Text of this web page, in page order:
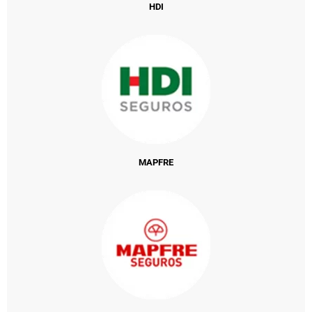
HDI
MAPFRE